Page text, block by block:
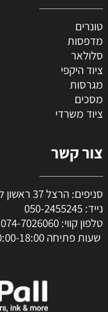
טונרים
מדפסות
סלולאר
ציוד היקפי
מגרסות
מסכים
ציוד משרדי
צור קשר
סניפים: הרצל 37 ראשון לציון
נייד: 050-2455245
טלפון קווי: 074-7026060
שעות פתיחה 10:00-18:00